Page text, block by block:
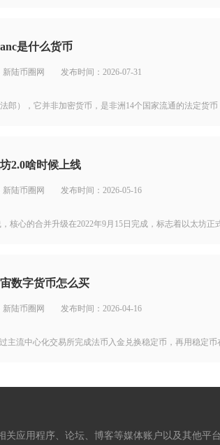
是什么货币
新陆币圈网 发布时间：2026-07-31
郎），它并非加密货币，是非洲14个国家流通的法定货
2.0啥时候上线
新陆币圈网 发布时间：2026-05-16
核心的合并升级在2022年9月15日完成，标志着以太坊
数字货币怎么买
新陆币圈网 发布时间：2026-04-16
主流中心化交易所完成法币入金兑换稳定币，再用稳定
关应用程序、论坛、博客等媒体账户以及其他